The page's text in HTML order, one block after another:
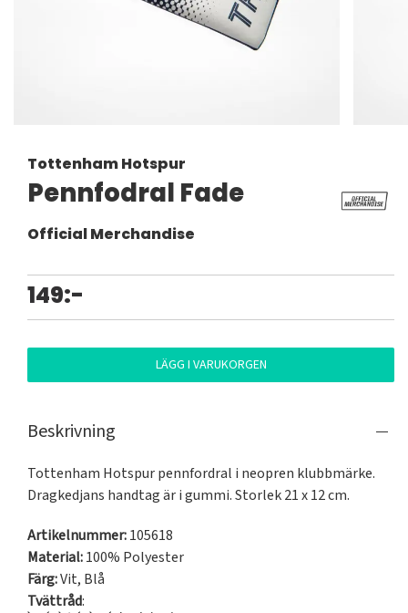
Tottenham Hotspur
Pennfodral Fade
Official Merchandise
149:-
LÄGG I VARUKORGEN
Beskrivning
Tottenham Hotspur pennfordral i neopren klubbmärke.
Dragkedjans handtag är i gummi. Storlek 21 x 12 cm.
Artikelnummer:105618
Material:100% Polyester
Färg:Vit, Blå
Tvättråd: